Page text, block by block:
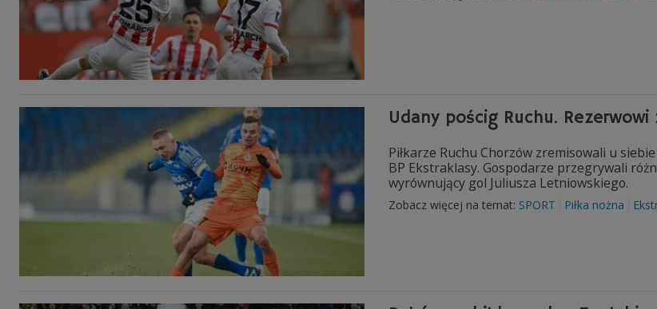
Udany pościg Ruchu.
Piłkarze Ruchu Chorzów zremisowali u
BP Ekstraklasy. Gospodarze przegrywali
wyrównujący gol Juliusza Letniowskiego.
Zobacz więcej na temat: SPORT Piłka nożna